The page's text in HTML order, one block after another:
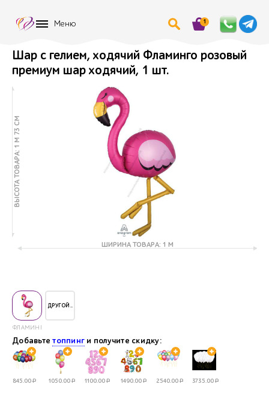
Меню 1
Шар с гелием, ходячий Фламинго розовый
премиум шар ходячий, 1 шт.
ВЫСОТА ТОВАРА: 1 М 73 СМ
ШИРИНА ТОВАРА: 1 М
ФЛАМИНГО
ДРУГОЙ..
Добавьтетоппинг и получите скидку:
845.00Р 1050.00Р 1100.00Р 1490.00Р 2540.00Р 3735.00Р